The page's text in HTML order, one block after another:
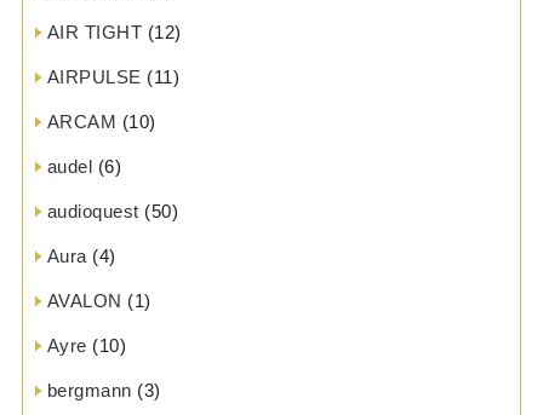
AIR TIGHT (12)
AIRPULSE (11)
ARCAM (10)
audel (6)
audioquest (50)
Aura(4)
AVALON (1)
Ayre (10)
bergmann (3)